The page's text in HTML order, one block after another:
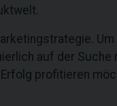
auf der Suche
profitieren